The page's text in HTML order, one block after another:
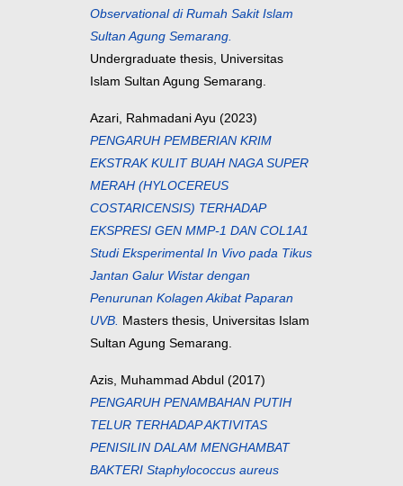
Observational di Rumah Sakit Islam
Sultan Agung Semarang.
Undergraduate thesis, Universitas
Islam Sultan Agung Semarang.
Azari, Rahmadani Ayu (2023)
PENGARUH PEMBERIAN KRIM
EKSTRAK KULIT BUAH NAGA SUPER
MERAH (HYLOCEREUS
COSTARICENSIS) TERHADAP
EKSPRESI GEN MMP-1 DAN COL1A1
Studi Eksperimental In Vivo pada Tikus
Jantan Galur Wistar dengan
Penurunan Kolagen Akibat Paparan
UVB. Masters thesis, Universitas Islam
Sultan Agung Semarang.
Azis, Muhammad Abdul (2017)
PENGARUH PENAMBAHAN PUTIH
TELUR TERHADAP AKTIVITAS
PENISILIN DALAM MENGHAMBAT
BAKTERI Staphylococcus aureus